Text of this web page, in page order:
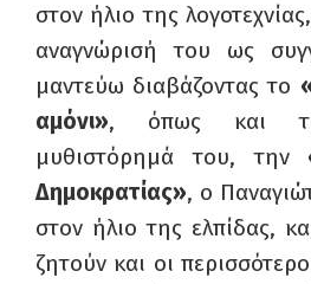
στον ήλιο της
αναγνώρισή του ως
μαντεύω διαβάζοντας το
αμόνι», όπως και το
μυθιστόρημά του, την
Δημοκρατίας», ο
στον ήλιο της ελπίδας,
ζητούν και οι